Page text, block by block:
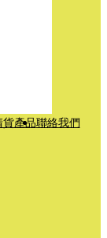
貨產品聯絡我們